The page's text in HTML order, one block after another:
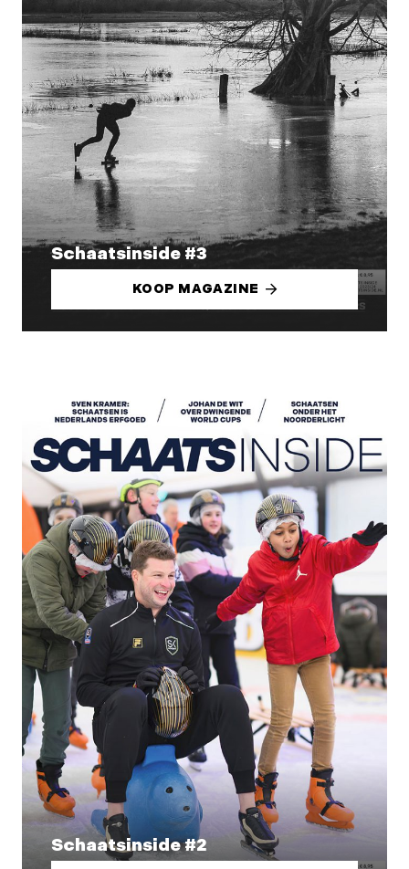
Schaatsinside #3
KOOP MAGAZINE
Schaatsinside #2